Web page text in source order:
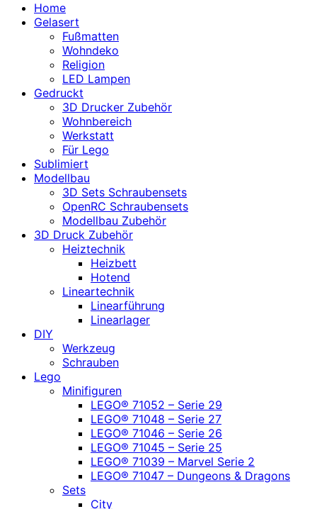
Home
Gelasert
Fußmatten
Wohndeko
Religion
LED Lampen
Gedruckt
3D Drucker Zubehör
Wohnbereich
Werkstatt
Für Lego
Sublimiert
Modellbau
3D Sets Schraubensets
OpenRC Schraubensets
Modellbau Zubehör
3D Druck Zubehör
Heiztechnik
Heizbett
Hotend
Lineartechnik
Linearführung
Linearlager
DIY
Werkzeug
Schrauben
Lego
Minifiguren
LEGO® 71052 – Serie 29
LEGO® 71048 – Serie 27
LEGO® 71046 – Serie 26
LEGO® 71045 – Serie 25
LEGO® 71039 – Marvel Serie 2
LEGO® 71047 – Dungeons & Dragons
Sets
City